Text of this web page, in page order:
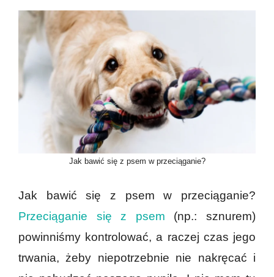
Jak bawić się z psem w przeciąganie?
Jak bawić się z psem w przeciąganie?
Przeciąganie się z psem (np.: sznurem)
powinniśmy kontrolować, a raczej czas jego
trwania, żeby niepotrzebnie nie nakręcać i